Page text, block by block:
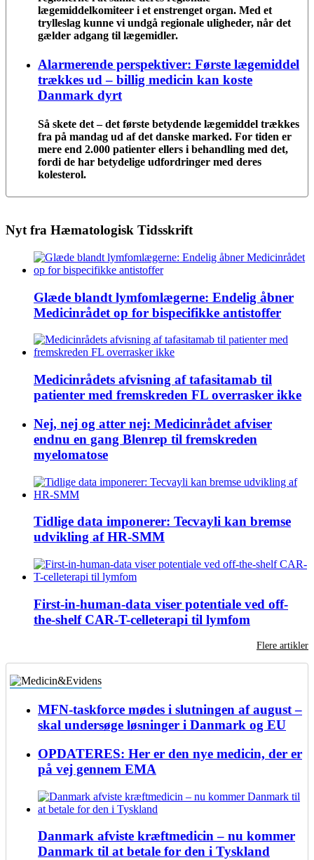
lægemiddelkomiteer i et enstrenget organ. Med et
trylleslag kunne vi undgå regionale uligheder, når det
gælder adgang til lægemidler.
Alarmerende perspektiver: Første lægemiddel
trækkes ud – billig medicin kan koste
Danmark dyrt
Så skete det – det første betydende lægemiddel trækkes
fra på mandag ud af det danske marked. For tiden er
mere end 2.000 patienter ellers i behandling med det,
fordi de har betydelige udfordringer med deres
kolesterol.
Nyt fra Hæmatologisk Tidsskrift
Glæde blandt lymfomlægerne: Endelig åbner
Medicinrådet op for bispecifikke antistoffer
Medicinrådets afvisning af tafasitamab til
patienter med fremskreden FL overrasker ikke
Nej, nej og atter nej: Medicinrådet afviser
endnu en gang Blenrep til fremskreden
myelomatose
Tidlige data imponerer: Tecvayli kan bremse
udvikling af HR-SMM
First-in-human-data viser potentiale ved off-
the-shelf CAR-T-celleterapi til lymfom
Flere artikler
MFN-taskforce mødes i slutningen af august –
skal undersøge løsninger i Danmark og EU
OPDATERES: Her er den nye medicin, der er
på vej gennem EMA
Danmark afviste kræftmedicin – nu kommer
Danmark til at betale for den i Tyskland